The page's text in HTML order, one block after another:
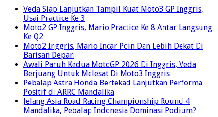
Veda Siap Lanjutkan Tampil Kuat Moto3 GP Inggris,
Usai Practice Ke 3
Moto2 GP Inggris, Mario Practice Ke 8 Antar Langsung
Ke Q2
Moto2 Inggris, Mario Incar Poin Dan Lebih Dekat Di
Barisan Depan
Awali Paruh Kedua MotoGP 2026 Di Inggris, Veda
Berjuang Untuk Melesat Di Moto3 Inggris
Pebalap Astra Honda Bertekad Lanjutkan Performa
Positif di ARRC Mandalika
Jelang Asia Road Racing Championship Round 4
Mandalika, Pebalap Indonesia Dominasi Podium?